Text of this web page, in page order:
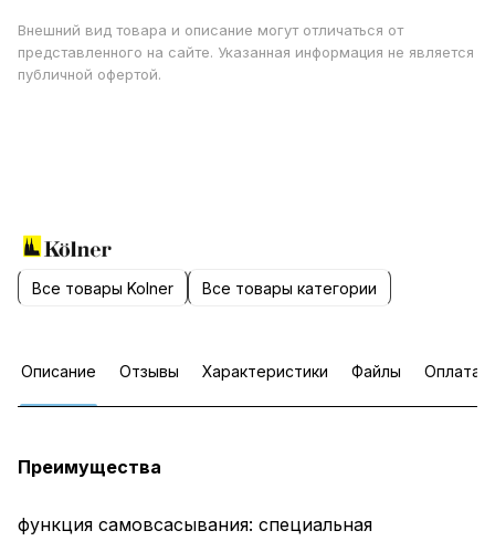
Внешний вид товара и описание могут отличаться от
представленного на сайте. Указанная информация не является
публичной офертой.
Все товары Kolner Все товары категории
Описание Отзывы Характеристики Файлы Оплата
Преимущества
функция самовсасывания: специальная